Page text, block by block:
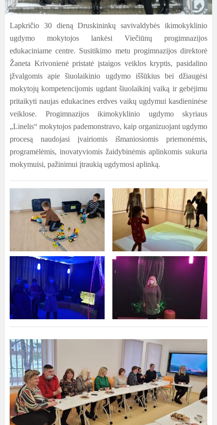
Lapkričio 30 dieną Druskininkų savivaldybės ikimokyklinio
ugdymo mokytojos lankėsi Viečiūnų progimnazijos
edukaciniame centre. Susitikimo metu progimnazijos direktorė
Žaneta Krivonienė pristatė įstaigos veiklos kryptis, pasidalino
įžvalgomis apie šiuolaikinio ugdymo iššūkius bei džiaugėsi
mokytojų kompetencijomis ugdant šiuolaikinį vaiką ir gebėjimu
pritaikyti naujas edukacines erdves vaikų ugdymui kasdieninėse
veiklose. Progimnazijos ikimokyklinio ugdymo skyriaus
„Linelis“ mokytojos pademonstravo, kaip organizuojant ugdymo
procesą naudojasi įvairiomis išmaniosiomis priemonėmis,
programėlėmis, inovatyviomis žaidybinėmis aplinkomis sukuria
mokymuisi, pažinimui įtraukią ugdymosi aplinką.